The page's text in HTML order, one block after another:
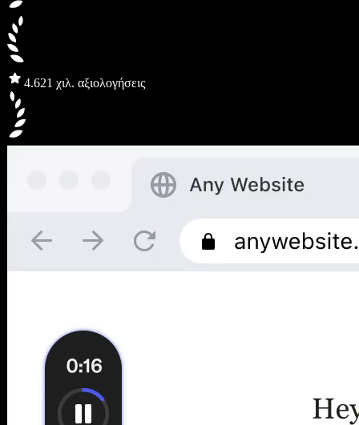
4.621 χιλ. αξιολογήσεις